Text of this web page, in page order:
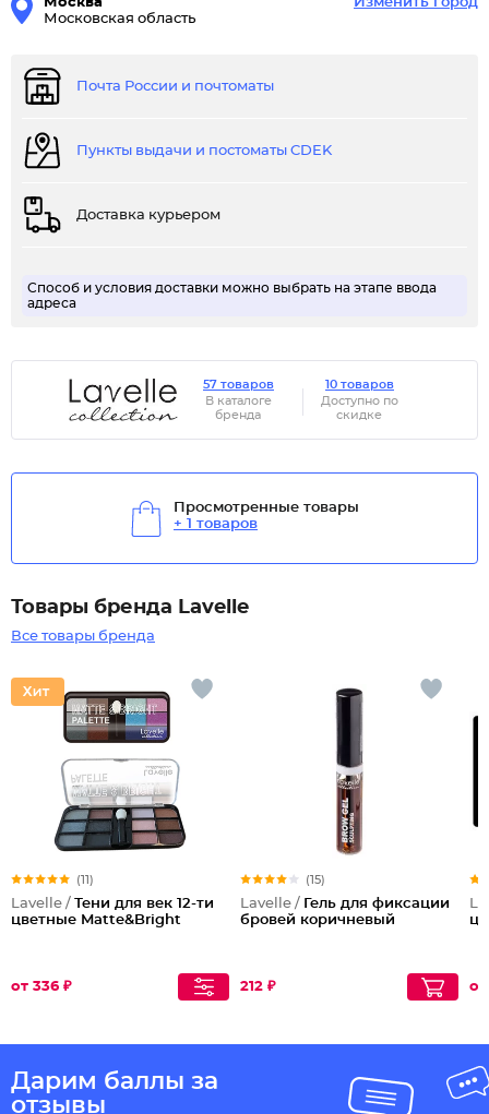
Московская область
Почта России и почтоматы
Пункты выдачи и постоматы CDEK
Доставка курьером
Способ и условия доставки можно выбрать на этапе ввода
адреса
57 товаров
В каталоге
бренда
10 товаров
Доступно по
скидке
Просмотренные товары
+ 1 товаров
Товары бренда Lavelle
Все товары бренда
(11)
Lavelle / Тени для век 12-ти
цветные Matte&Bright
от 336 ₽
(15)
Lavelle / Гель для фиксации
бровей коричневый
212 ₽ от
Дарим баллы за
отзывы